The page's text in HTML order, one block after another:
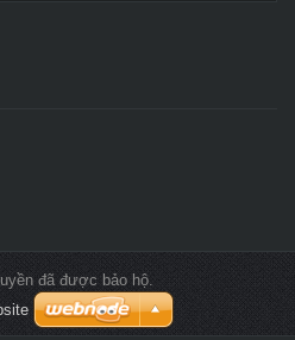
đã được bảo hộ.